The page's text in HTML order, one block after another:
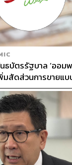
ธบัตรรัฐบาล ‘ออม
มสัดส่วนการขายแ